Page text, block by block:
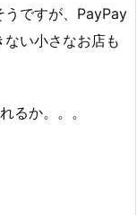
うですが、PayPay
い小さなお店も
るか。。。